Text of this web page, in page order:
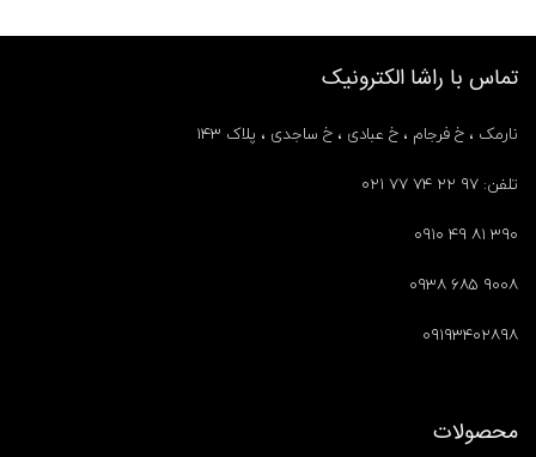
تماس با راشا الکترونیک
نارمک ، خ فرجام ، خ عبادی ، خ ساجدی ، پلاک ۱۴۳
تلفن: ۹۷ ۲۲ ۷۴ ۷۷ ۰۲۱
۳۹۰ ۸۱ ۴۹ ۰۹۱۰
۹۰۰۸ ۶۸۵ ۰۹۳۸
۰۹۱۹۳۴۰۲۸۹۸
محصولات